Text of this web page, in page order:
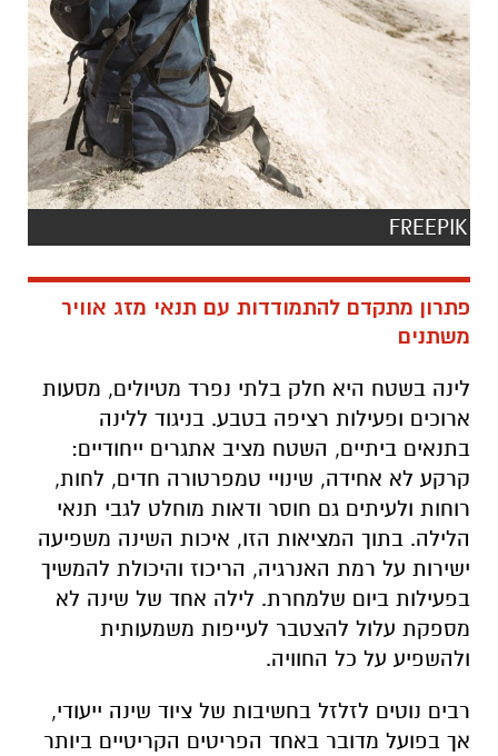
FREEPIK
פתרון מתקדם להתמודדות עם תנאי מזג אוויר
משתנים
לינה בשטח היא חלק בלתי נפרד מטיולים, מסעות
ארוכים ופעילות רציפה בטבע. בניגוד ללינה
בתנאים ביתיים, השטח מציב אתגרים ייחודיים:
קרקע לא אחידה, שינויי טמפרטורה חדים, לחות,
רוחות ולעיתים גם חוסר ודאות מוחלט לגבי תנאי
הלילה. בתוך המציאות הזו, איכות השינה משפיעה
ישירות על רמת האנרגיה, הריכוז והיכולת להמשיך
בפעילות ביום שלמחרת. לילה אחד של שינה לא
מספקת עלול להצטבר לעייפות משמעותית
ולהשפיע על כל החוויה.
רבים נוטים לזלזל בחשיבות של ציוד שינה ייעודי,
אך בפועל מדובר באחד הפריטים הקריטיים ביותר